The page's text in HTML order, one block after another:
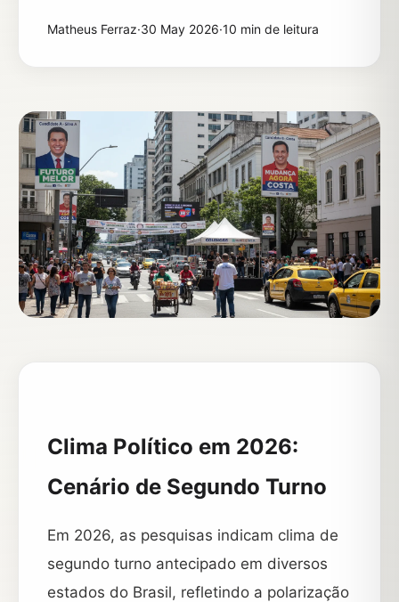
Matheus Ferraz·30 May 2026·10 min de leitura
Clima Político em 2026:
Cenário de Segundo Turno
Em 2026, as pesquisas indicam clima de
segundo turno antecipado em diversos
estados do Brasil, refletindo a polarização